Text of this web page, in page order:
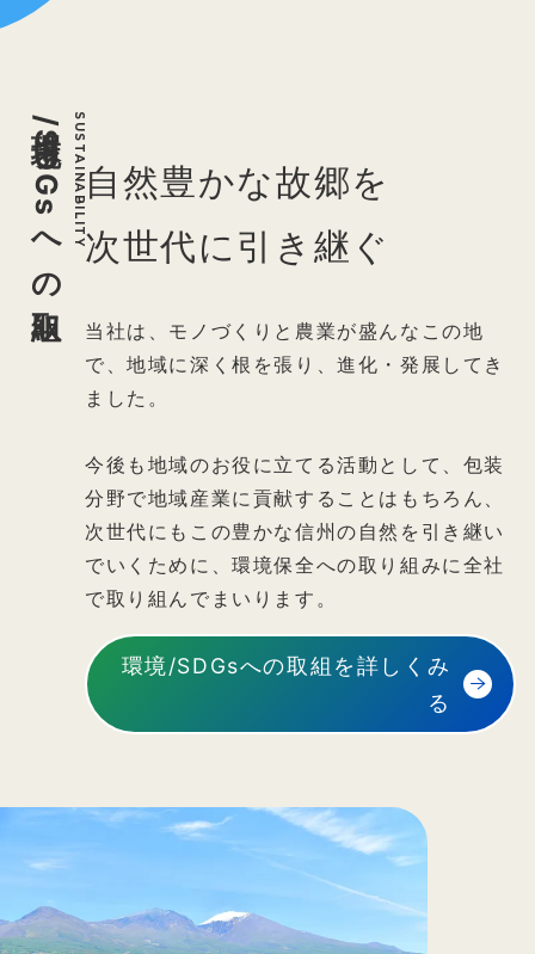
環境/SDGsへの取組
自然豊かな故郷を
次世代に引き継ぐ
当社は、モノづくりと農業が盛んなこの地
で、地域に深く根を張り、進化・発展してき
ました。
今後も地域のお役に立てる活動として、包装
分野で地域産業に貢献することはもちろん、
次世代にもこの豊かな信州の自然を引き継い
でいくために、環境保全への取り組みに全社
で取り組んでまいります。
環境/SDGsへの取組を詳しくみ
る